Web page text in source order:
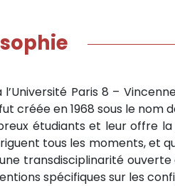
à l’Université Paris 8 –
créée en 1968 sous le nom
étudiants et leur offre
tous les moments, et
transdisciplinarité
spécifiques sur les